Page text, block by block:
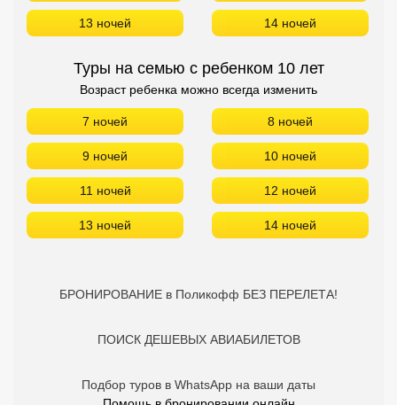
13 ночей 14 ночей
Туры на семью с ребенком 10 лет
Возраст ребенка можно всегда изменить
7 ночей 8 ночей
9 ночей 10 ночей
11 ночей 12 ночей
13 ночей 14 ночей
БРОНИРОВАНИЕ в Поликофф БЕЗ ПЕРЕЛЕТА!
ПОИСК ДЕШЕВЫХ АВИАБИЛЕТОВ
Подбор туров в WhatsApp на ваши даты